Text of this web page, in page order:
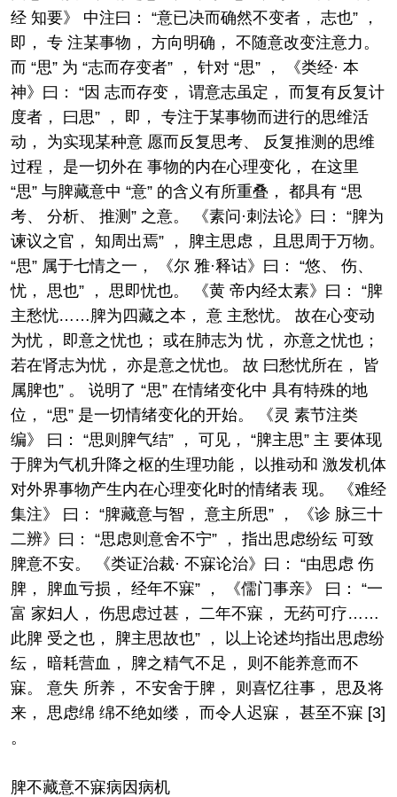
经 知要》 中注曰： “意已决而确然不变者， 志也” ，
即， 专 注某事物， 方向明确， 不随意改变注意力。
而 “思” 为 “志而存变者” ， 针对 “思” ， 《类经· 本
神》曰： “因 志而存变， 谓意志虽定， 而复有反复计
度者， 曰思” ， 即， 专注于某事物而进行的思维活
动， 为实现某种意 愿而反复思考、 反复推测的思维
过程， 是一切外在 事物的内在心理变化， 在这里
“思” 与脾藏意中 “意” 的含义有所重叠， 都具有 “思
考、 分析、 推测” 之意。 《素问·刺法论》曰： “脾为
谏议之官， 知周出焉” ， 脾主思虑， 且思周于万物。
“思” 属于七情之一， 《尔 雅·释诂》曰： “悠、 伤、
忧， 思也” ， 思即忧也。 《黄 帝内经太素》曰： “脾
主愁忧……脾为四藏之本， 意 主愁忧。 故在心变动
为忧， 即意之忧也； 或在肺志为 忧， 亦意之忧也；
若在肾志为忧， 亦是意之忧也。 故 曰愁忧所在， 皆
属脾也” 。 说明了 “思” 在情绪变化中 具有特殊的地
位， “思” 是一切情绪变化的开始。 《灵 素节注类
编》 曰： “思则脾气结” ， 可见， “脾主思” 主 要体现
于脾为气机升降之枢的生理功能， 以推动和 激发机体
对外界事物产生内在心理变化时的情绪表 现。 《难经
集注》 曰： “脾藏意与智， 意主所思” ， 《诊 脉三十
二辨》曰： “思虑则意舍不宁” ， 指出思虑纷纭 可致
脾意不安。 《类证治裁· 不寐论治》曰： “由思虑 伤
脾， 脾血亏损， 经年不寐” ， 《儒门事亲》 曰： “一
富 家妇人， 伤思虑过甚， 二年不寐， 无药可疗……
此脾 受之也， 脾主思故也” ， 以上论述均指出思虑纷
纭， 暗耗营血， 脾之精气不足， 则不能养意而不
寐。 意失 所养， 不安舍于脾， 则喜忆往事， 思及将
来， 思虑绵 绵不绝如缕， 而令人迟寐， 甚至不寐 [3]
。
脾不藏意不寐病因病机